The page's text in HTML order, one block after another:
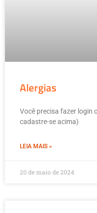
Alergias
Você precisa fazer login
cadastre-se acima)
LEIA MAIS »
20 de maio de 2024